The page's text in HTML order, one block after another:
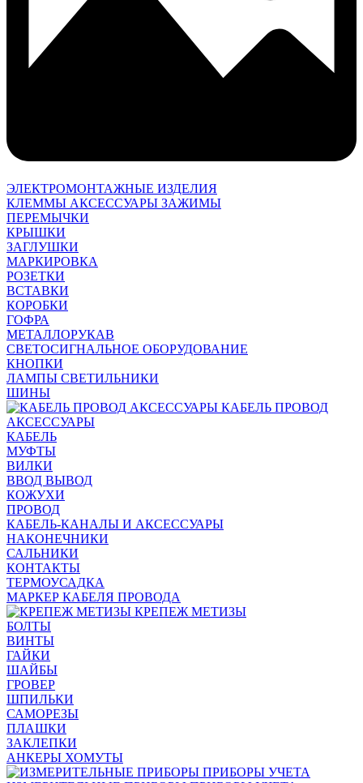
ЭЛЕКТРОМОНТАЖНЫЕ ИЗДЕЛИЯ
КЛЕММЫ АКСЕССУАРЫ ЗАЖИМЫ
ПЕРЕМЫЧКИ
КРЫШКИ
ЗАГЛУШКИ
МАРКИРОВКА
РОЗЕТКИ
ВСТАВКИ
КОРОБКИ
ГОФРА
МЕТАЛЛОРУКАВ
СВЕТОСИГНАЛЬНОЕ ОБОРУДОВАНИЕ
КНОПКИ
ЛАМПЫ СВЕТИЛЬНИКИ
ШИНЫ
КАБЕЛЬ ПРОВОД
АКСЕССУАРЫ
КАБЕЛЬ
МУФТЫ
ВИЛКИ
ВВОД ВЫВОД
КОЖУХИ
ПРОВОД
КАБЕЛЬ-КАНАЛЫ И АКСЕССУАРЫ
НАКОНЕЧНИКИ
САЛЬНИКИ
КОНТАКТЫ
ТЕРМОУСАДКА
МАРКЕР КАБЕЛЯ ПРОВОДА
КРЕПЕЖ МЕТИЗЫ
БОЛТЫ
ВИНТЫ
ГАЙКИ
ШАЙБЫ
ГРОВЕР
ШПИЛЬКИ
САМОРЕЗЫ
ПЛАШКИ
ЗАКЛЕПКИ
АНКЕРЫ ХОМУТЫ